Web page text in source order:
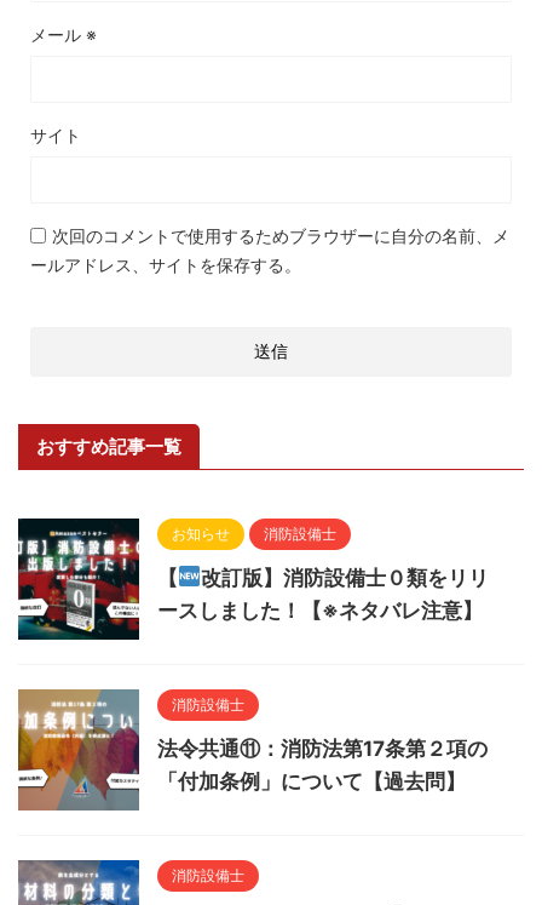
メール ※
サイト
次回のコメントで使用するためブラウザーに自分の名前、メ
ールアドレス、サイトを保存する。
おすすめ記事一覧
お知らせ 消防設備士
【
改訂版】消防設備士０類をリリ
ースしました！【※ネタバレ注意】
消防設備士
法令共通⑪：消防法第17条第２項の
「付加条例」について【過去問】
消防設備士